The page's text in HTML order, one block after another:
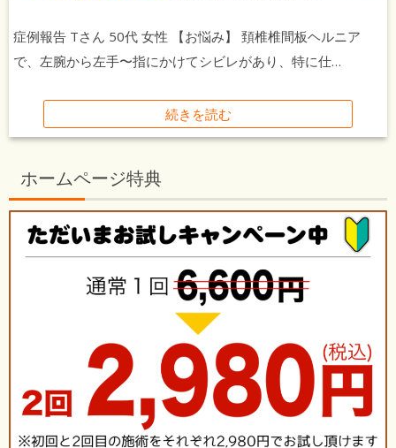
症例報告 Tさん 50代 女性 【お悩み】 頚椎椎間板ヘルニア
で、左腕から左手〜指にかけてシビレがあり、特に仕…
続きを読む
ホームページ特典